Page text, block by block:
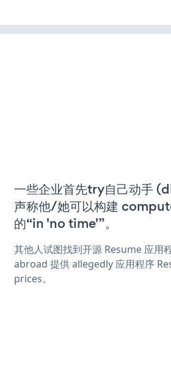
一些企业首先try自己动手
声称他/她可以构建
的“in 'no time'”。
其他人试图找到开源 Resume 应用
abroad 提供 allegedly 应用程序
prices。